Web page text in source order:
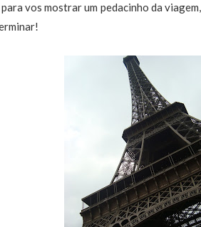
vos mostrar um pedacinho da